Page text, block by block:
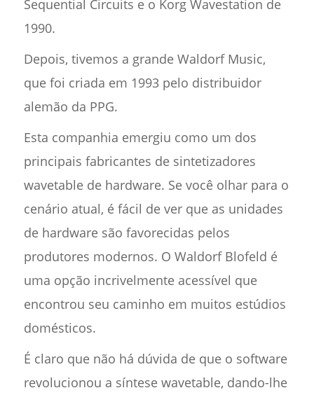
Sequential Circuits e o Korg Wavestation de
1990.
Depois, tivemos a grande Waldorf Music,
que foi criada em 1993 pelo distribuidor
alemão da PPG.
Esta companhia emergiu como um dos
principais fabricantes de sintetizadores
wavetable de hardware. Se você olhar para o
cenário atual, é fácil de ver que as unidades
de hardware são favorecidas pelos
produtores modernos. O Waldorf Blofeld é
uma opção incrivelmente acessível que
encontrou seu caminho em muitos estúdios
domésticos.
É claro que não há dúvida de que o software
revolucionou a síntese wavetable, dando-lhe